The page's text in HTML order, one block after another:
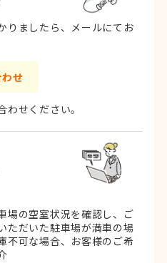
りましたら、メールにてお
せ
せください。
場の空室状況を確認し、ご
ただいた駐車場が満車の場
不可な場合、お客様のご希